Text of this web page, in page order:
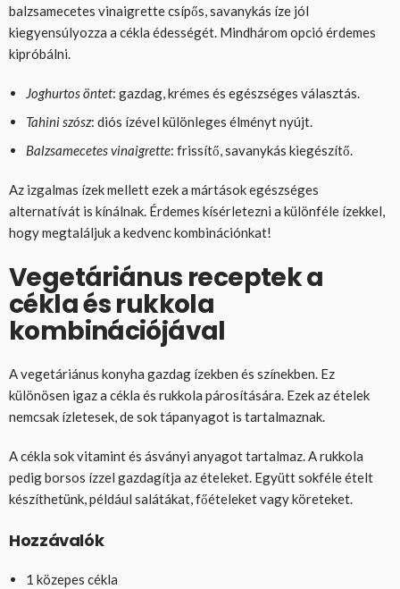
balzsamecetes vinaigrette csípős, savanykás íze jól
kiegyensúlyozza a cékla édességét. Mindhárom opció érdemes
kipróbálni.
Joghurtos öntet: gazdag, krémes és egészséges választás.
Tahini szósz: diós ízével különleges élményt nyújt.
Balzsamecetes vinaigrette: frissítő, savanykás kiegészítő.
Az izgalmas ízek mellett ezek a mártások egészséges
alternatívát is kínálnak. Érdemes kísérletezni a különféle ízekkel,
hogy megtaláljuk a kedvenc kombinációnkat!
Vegetáriánus receptek a
cékla és rukkola
kombinációjával
A vegetáriánus konyha gazdag ízekben és színekben. Ez
különösen igaz a cékla és rukkola párosítására. Ezek az ételek
nemcsak ízletesek, de sok tápanyagot is tartalmaznak.
A cékla sok vitamint és ásványi anyagot tartalmaz. A rukkola
pedig borsos ízzel gazdagítja az ételeket. Együtt sokféle ételt
készíthetünk, például salátákat, főételeket vagy köreteket.
Hozzávalók
1 közepes cékla